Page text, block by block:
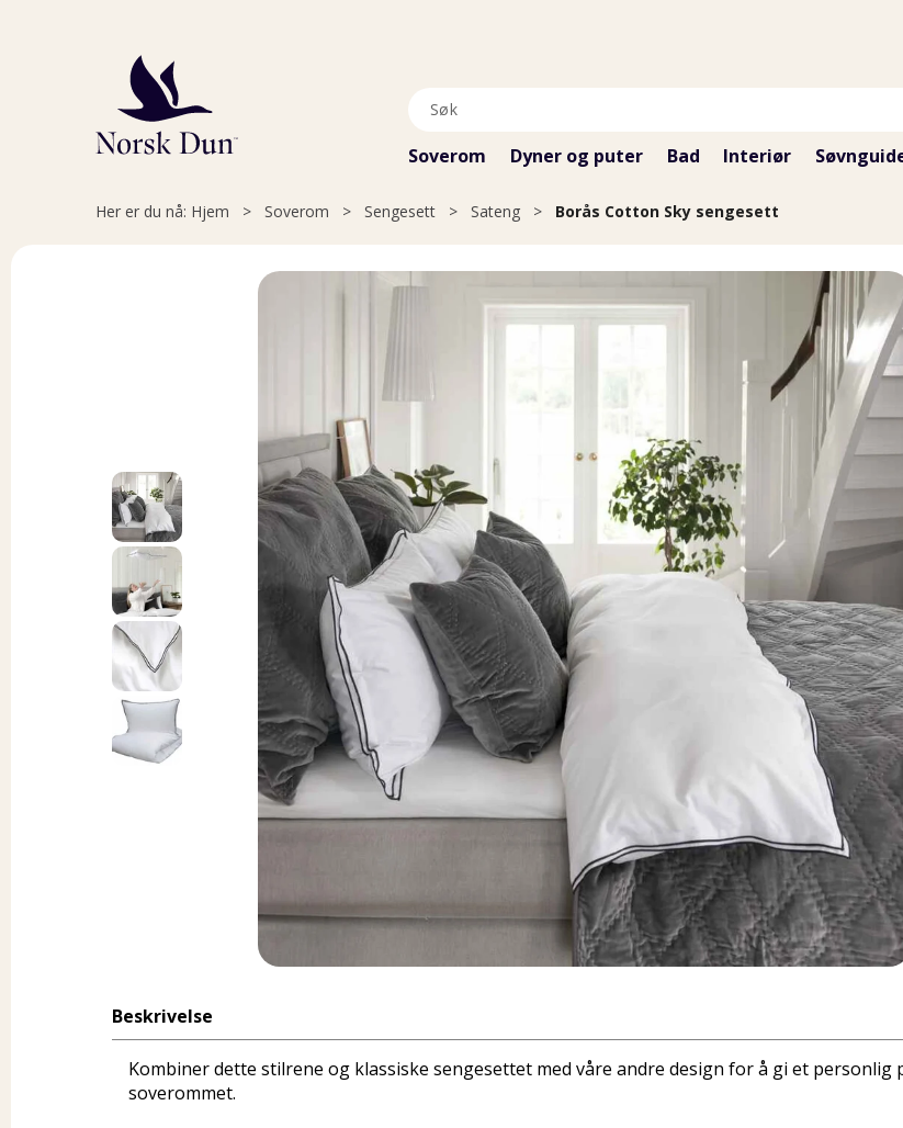
Soverom Dyner og puter Bad Interiør
Her er du nå: Hjem > Soverom > Sengesett > Sateng > Borås Cotton Sky sengesett
Beskrivelse
Kombiner dette stilrene og klassiske sengesettet med våre andre design for å gi et personlig
soverommet.